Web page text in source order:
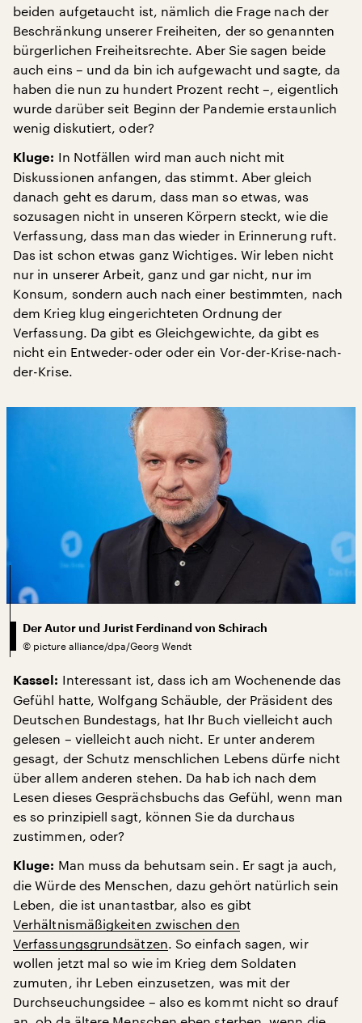
beiden aufgetaucht ist, nämlich die Frage nach der
Beschränkung unserer Freiheiten, der so genannten
bürgerlichen Freiheitsrechte. Aber Sie sagen beide
auch eins – und da bin ich aufgewacht und sagte, da
haben die nun zu hundert Prozent recht –, eigentlich
wurde darüber seit Beginn der Pandemie erstaunlich
wenig diskutiert, oder?
Kluge: In Notfällen wird man auch nicht mit
Diskussionen anfangen, das stimmt. Aber gleich
danach geht es darum, dass man so etwas, was
sozusagen nicht in unseren Körpern steckt, wie die
Verfassung, dass man das wieder in Erinnerung ruft.
Das ist schon etwas ganz Wichtiges. Wir leben nicht
nur in unserer Arbeit, ganz und gar nicht, nur im
Konsum, sondern auch nach einer bestimmten, nach
dem Krieg klug eingerichteten Ordnung der
Verfassung. Da gibt es Gleichgewichte, da gibt es
nicht ein Entweder-oder oder ein Vor-der-Krise-nach-
der-Krise.
Der Autor und Jurist Ferdinand von Schirach
© picture alliance/dpa/Georg Wendt
Kassel: Interessant ist, dass ich am Wochenende das
Gefühl hatte, Wolfgang Schäuble, der Präsident des
Deutschen Bundestags, hat Ihr Buch vielleicht auch
gelesen – vielleicht auch nicht. Er unter anderem
gesagt, der Schutz menschlichen Lebens dürfe nicht
über allem anderen stehen. Da hab ich nach dem
Lesen dieses Gesprächsbuchs das Gefühl, wenn man
es so prinzipiell sagt, können Sie da durchaus
zustimmen, oder?
Kluge: Man muss da behutsam sein. Er sagt ja auch,
die Würde des Menschen, dazu gehört natürlich sein
Leben, die ist unantastbar, also es gibt
Verhältnismäßigkeiten zwischen den
Verfassungsgrundsätzen. So einfach sagen, wir
wollen jetzt mal so wie im Krieg dem Soldaten
zumuten, ihr Leben einzusetzen, was mit der
Durchseuchungsidee – also es kommt nicht so drauf